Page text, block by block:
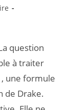
question
à traiter
une formule
de Drake.